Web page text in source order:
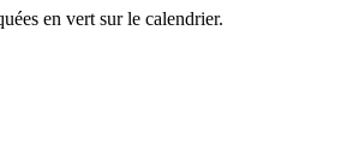
en vert sur le calendrier.